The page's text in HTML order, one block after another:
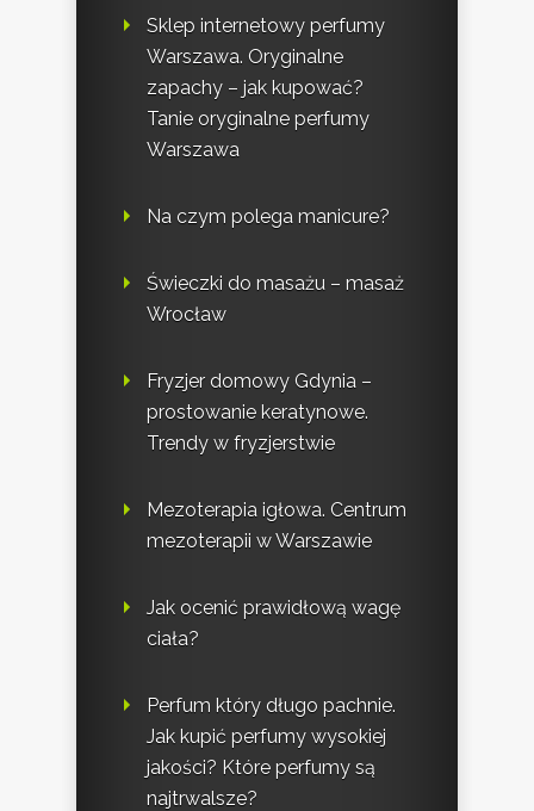
Sklep internetowy perfumy
Warszawa. Oryginalne
zapachy – jak kupować?
Tanie oryginalne perfumy
Warszawa
Na czym polega manicure?
Świeczki do masażu – masaż
Wrocław
Fryzjer domowy Gdynia –
prostowanie keratynowe.
Trendy w fryzjerstwie
Mezoterapia igłowa. Centrum
mezoterapii w Warszawie
Jak ocenić prawidłową wagę
ciała?
Perfum który długo pachnie.
Jak kupić perfumy wysokiej
jakości? Które perfumy są
najtrwalsze?